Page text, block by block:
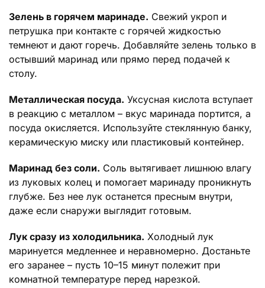
Зелень в горячем маринаде. Свежий укроп и
петрушка при контакте с горячей жидкостью
темнеют и дают горечь. Добавляйте зелень только в
остывший маринад или прямо перед подачей к
столу.
Металлическая посуда. Уксусная кислота вступает
в реакцию с металлом – вкус маринада портится, а
посуда окисляется. Используйте стеклянную банку,
керамическую миску или пластиковый контейнер.
Маринад без соли. Соль вытягивает лишнюю влагу
из луковых колец и помогает маринаду проникнуть
глубже. Без нее лук останется пресным внутри,
даже если снаружи выглядит готовым.
Лук сразу из холодильника. Холодный лук
маринуется медленнее и неравномерно. Достаньте
его заранее – пусть 10–15 минут полежит при
комнатной температуре перед нарезкой.